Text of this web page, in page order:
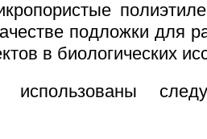
подложки для
в биологических
использованы